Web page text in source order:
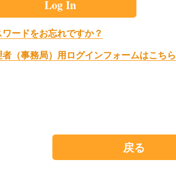
ワードをお忘れですか？
者（事務局）用ログインフォームはこちら
戻る